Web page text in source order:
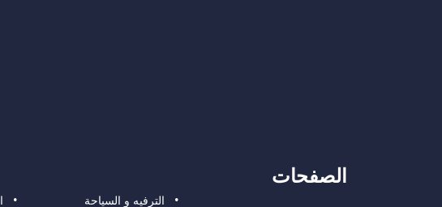
الصفحات
الترفيه و السياحة